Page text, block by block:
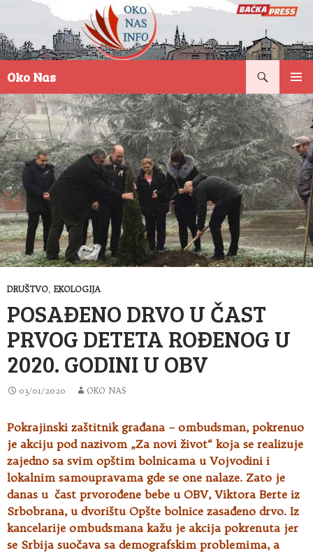
Oko Nas
NA
SADRŽAJ
DRUŠTVO, EKOLOGIJA
POSAĐENO DRVO U ČAST
PRVOG DETETA ROĐENOG U
2020. GODINI U OBV
03/01/2020 OKO NAS
Pokrajinski zaštitnik građana – ombudsman, pokrenuo
je akciju pod nazivom „Za novi život“ koja se realizuje
zajedno sa svim opštim bolnicama u Vojvodini i
lokalnim samoupravama gde se one nalaze. Zato je
danas u čast prvorođene bebe u OBV, Viktora Berte iz
Srbobrana, u dvorištu Opšte bolnice zasađeno drvo. Iz
kancelarije ombudsmana kažu je akcija pokrenuta jer
se Srbija suočava sa demografskim problemima, a